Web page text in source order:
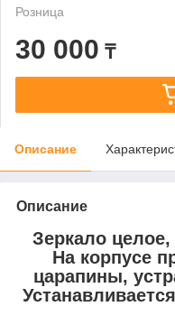
Розница
30 000 ₸
Описание
Описание
Зеркало
На корпусе
царапины,